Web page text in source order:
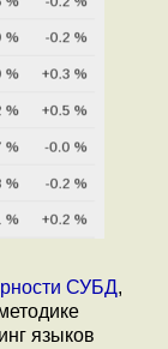
СУБД,
языков